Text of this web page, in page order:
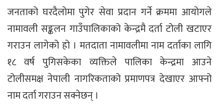
जनताको घरदैलोमा पुगेर सेवा प्रदान गर्ने क्रममा आयोगले
नामावली सङ्कलन गाउँपालिकाको केन्द्रमै दर्ता टोली खटाएर
गराउन लागेको हो । मतदाता नामावलीमा नाम दर्ताका लागि
१८ वर्ष पुगिसकेका व्यक्तिले पालिका केन्द्रमा आउने
टोलीसमक्ष नेपाली नागरिकताको प्रमाणपत्र देखाएर आफ्नो
नाम दर्ता गराउन सक्नेछन् ।